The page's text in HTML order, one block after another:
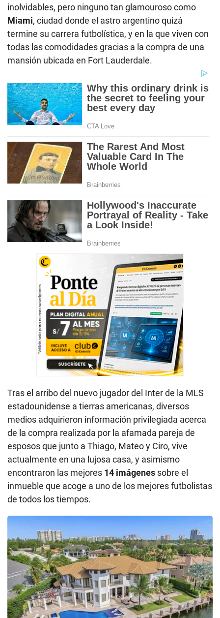
inolvidables, pero ninguno tan glamouroso como
Miami, ciudad donde el astro argentino quizá
termine su carrera futbolística, y en la que viven con
todas las comodidades gracias a la compra de una
mansión ubicada en Fort Lauderdale.
Tras el arribo del nuevo jugador del Inter de la MLS
estadounidense a tierras americanas, diversos
medios adquirieron información privilegiada acerca
de la compra realizada por la afamada pareja de
esposos que junto a Thiago, Mateo y Ciro, vive
actualmente en una lujosa casa, y asimismo
encontraron las mejores 14 imágenes sobre el
inmueble que acoge a uno de los mejores futbolistas
de todos los tiempos.